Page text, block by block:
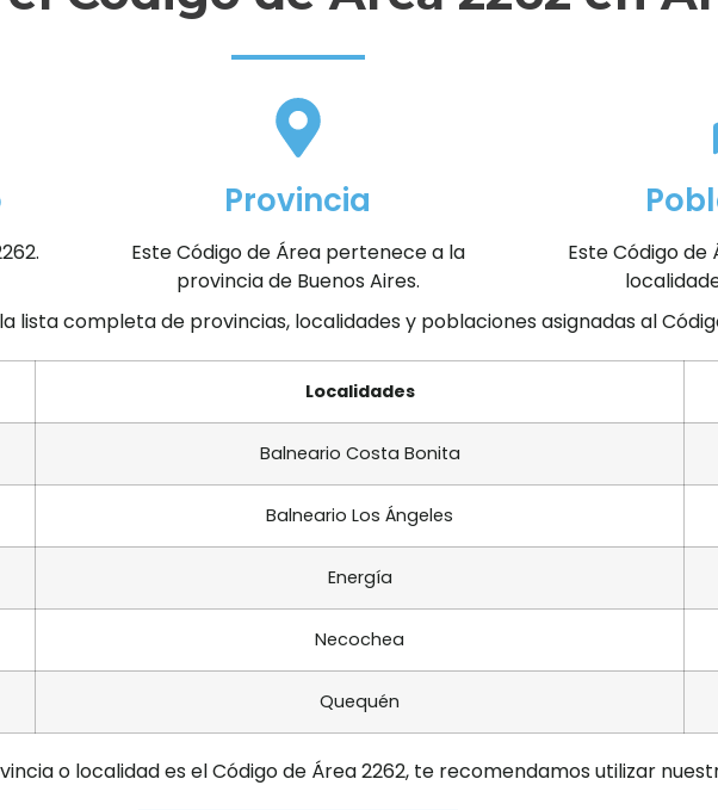
Provincia
Este Código de Área pertenece a la
provincia de Buenos Aires.
Este Código
lista completa de provincias, localidades y poblaciones asignadas al
Localidades
Balneario Costa Bonita
Balneario Los Ángeles
Energía
Necochea
Quequén
o localidad es el Código de Área 2262, te recomendamos utilizar